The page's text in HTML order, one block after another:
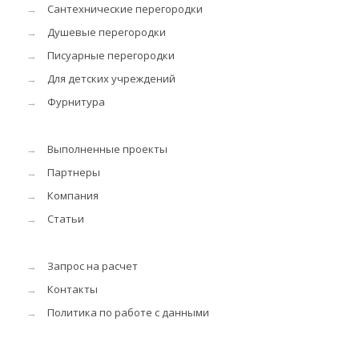
→
Сантехнические перегородки
→
Душевые перегородки
→
Писуарные перегородки
→
Для детских учреждений
→
Фурнитура
→
Выполненные проекты
→
Партнеры
→
Компания
→
Статьи
→
Запрос на расчет
→
Контакты
→
Политика по работе с данными